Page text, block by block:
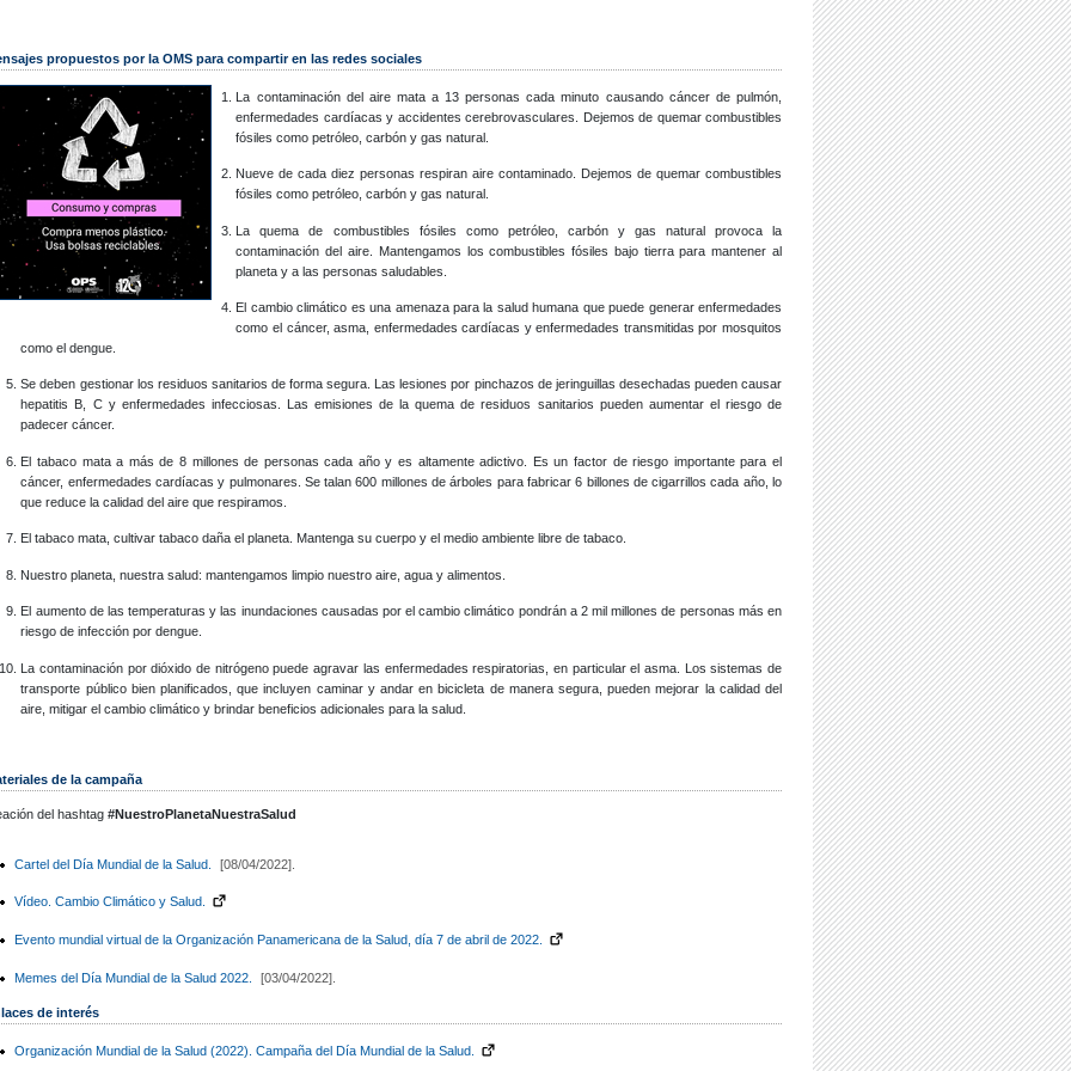
propuestos por la OMS para compartir en las redes sociales
La contaminación del aire mata a 13 personas cada minuto causando cáncer de pulmón,
enfermedades cardíacas y accidentes cerebrovasculares. Dejemos de quemar combustibles
fósiles como petróleo, carbón y gas natural.
Nueve de cada diez personas respiran aire contaminado. Dejemos de quemar combustibles
fósiles como petróleo, carbón y gas natural.
La quema de combustibles fósiles como petróleo, carbón y gas natural provoca la
contaminación del aire. Mantengamos los combustibles fósiles bajo tierra para mantener al
planeta y a las personas saludables.
El cambio climático es una amenaza para la salud humana que puede generar enfermedades
como el cáncer, asma, enfermedades cardíacas y enfermedades transmitidas por mosquitos
como el dengue.
Se deben gestionar los residuos sanitarios de forma segura. Las lesiones por pinchazos de jeringuillas desechadas pueden causar
hepatitis B, C y enfermedades infecciosas. Las emisiones de la quema de residuos sanitarios pueden aumentar el riesgo de
padecer cáncer.
El tabaco mata a más de 8 millones de personas cada año y es altamente adictivo. Es un factor de riesgo importante para el
cáncer, enfermedades cardíacas y pulmonares. Se talan 600 millones de árboles para fabricar 6 billones de cigarrillos cada año, lo
que reduce la calidad del aire que respiramos.
El tabaco mata, cultivar tabaco daña el planeta. Mantenga su cuerpo y el medio ambiente libre de tabaco.
Nuestro planeta, nuestra salud: mantengamos limpio nuestro aire, agua y alimentos.
El aumento de las temperaturas y las inundaciones causadas por el cambio climático pondrán a 2 mil millones de personas más en
riesgo de infección por dengue.
La contaminación por dióxido de nitrógeno puede agravar las enfermedades respiratorias, en particular el asma. Los sistemas de
transporte público bien planificados, que incluyen caminar y andar en bicicleta de manera segura, pueden mejorar la calidad del
aire, mitigar el cambio climático y brindar beneficios adicionales para la salud.
de la campaña
del hashtag#NuestroPlanetaNuestraSalud
Cartel del Día Mundial de la Salud. [08/04/2022].
Vídeo. Cambio Climático y Salud.
Evento mundial virtual de la Organización Panamericana de la Salud, día 7 de abril de 2022.
Memes del Día Mundial de la Salud 2022. [03/04/2022].
de interés
Organización Mundial de la Salud (2022). Campaña del Día Mundial de la Salud.